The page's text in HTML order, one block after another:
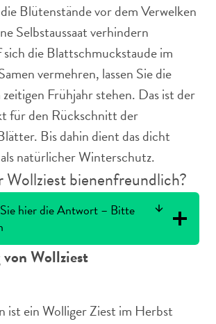
Blütenstände vor dem Verwelken
Selbstaussaat verhindern
die Blattschmuckstaude im
vermehren, lassen Sie die
Frühjahr stehen. Das ist der
für den Rückschnitt der
Bis dahin dient das dicht
natürlicher Winterschutz.
Wollziest bienenfreundlich?
hier die Antwort – Bitte
Wollziest
ist ein Wolliger Ziest im Herbst